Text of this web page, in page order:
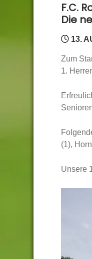
F.C.
Die
13.
Zum
1.
(1),
Unsere